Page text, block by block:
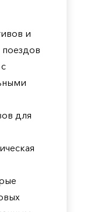
и
для